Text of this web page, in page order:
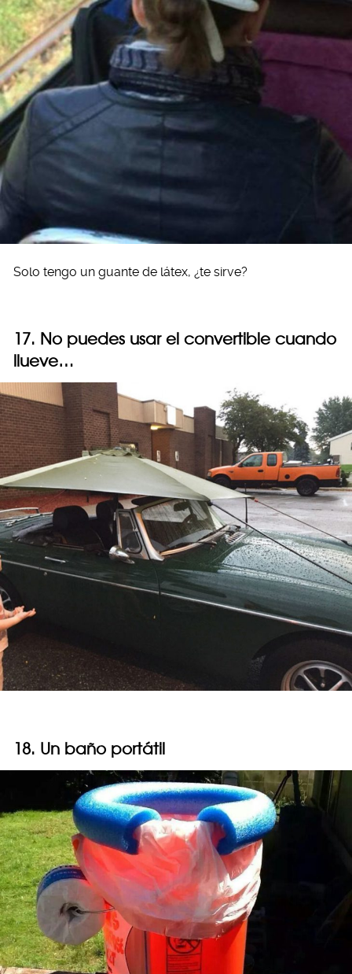
Solo tengo un guante de látex, ¿te sirve?
17. No puedes usar el convertible cuando
llueve…
18. Un baño portátil